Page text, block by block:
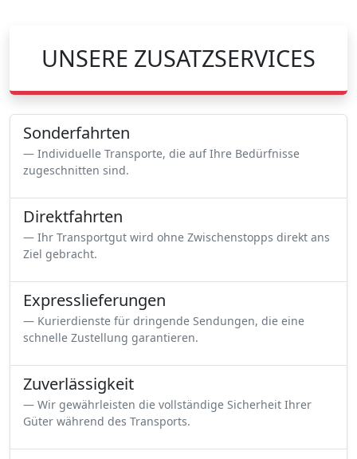
UNSERE ZUSATZSERVICES
Sonderfahrten
Individuelle Transporte, die auf Ihre Bedürfnisse
zugeschnitten sind.
Direktfahrten
Ihr Transportgut wird ohne Zwischenstopps direkt ans
Ziel gebracht.
Expresslieferungen
Kurierdienste für dringende Sendungen, die eine
schnelle Zustellung garantieren.
Zuverlässigkeit
Wir gewährleisten die vollständige Sicherheit Ihrer
Güter während des Transports.